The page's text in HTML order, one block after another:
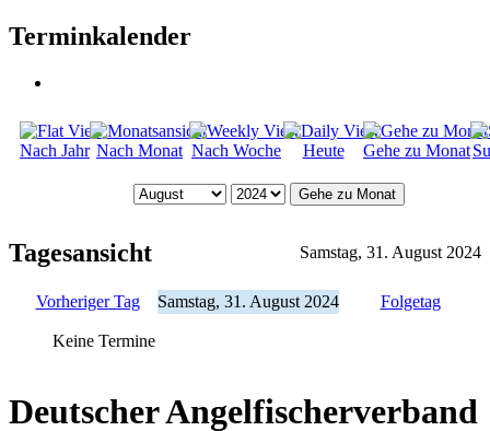
Terminkalender
Nach Jahr Nach Monat Nach Woche Heute Gehe zu Monat
Gehe zu Monat
Tagesansicht Samstag, 31. August 2024
Vorheriger Tag Samstag, 31. August 2024 Folgetag
Keine Termine
Deutscher Angelfischerverband